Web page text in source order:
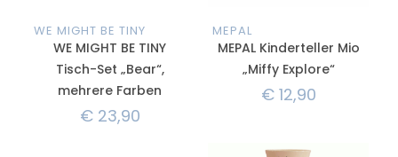
WE MIGHT BE TINY
WE MIGHT BE TINY
Tisch-Set „Bear“,
mehrere Farben
€23,90
MEPAL
MEPAL Kinderteller Mio
„Miffy Explore“
€12,90